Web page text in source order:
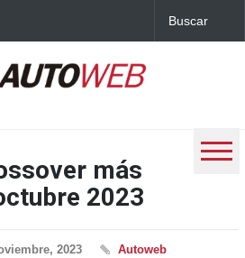
más
2023
2023 Autoweb